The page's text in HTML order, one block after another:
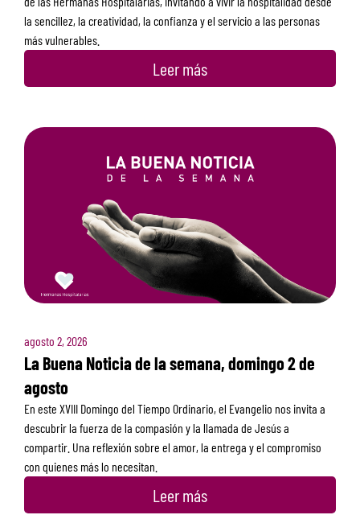
la sencillez, la creatividad, la confianza y el servicio a las personas
más vulnerables.
Leer más
agosto 2, 2026
La Buena Noticia de la semana, domingo 2 de
agosto
En este XVIII Domingo del Tiempo Ordinario, el Evangelio nos invita a
descubrir la fuerza de la compasión y la llamada de Jesús a
compartir. Una reflexión sobre el amor, la entrega y el compromiso
con quienes más lo necesitan.
Leer más